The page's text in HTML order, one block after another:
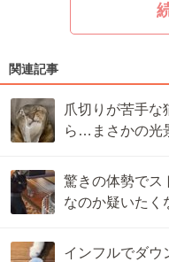
関連記事
爪切りが苦手
ら…まさかの光
驚きの体勢で
なのか疑いた
インフルでダ